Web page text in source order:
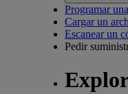
Programar
Cargar un
Escanear un
Pedir